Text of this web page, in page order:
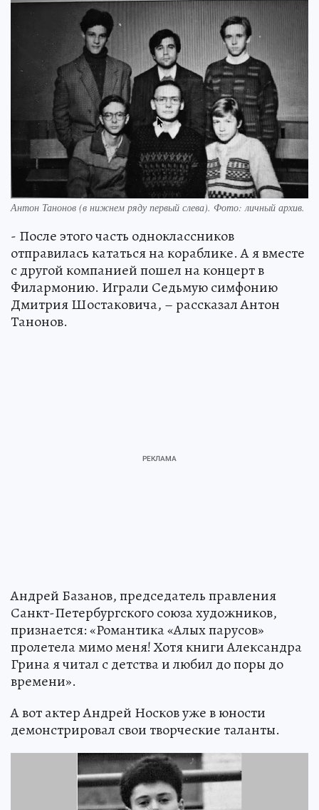
Антон Танонов (в нижнем ряду первый слева). Фото: личный архив.
- После этого часть одноклассников
отправилась кататься на кораблике. А я вместе
с другой компанией пошел на концерт в
Филармонию. Играли Седьмую симфонию
Дмитрия Шостаковича, – рассказал Антон
Танонов.
Андрей Базанов, председатель правления
Санкт-Петербургского союза художников,
признается: «Романтика «Алых парусов»
пролетела мимо меня! Хотя книги Александра
Грина я читал с детства и любил до поры до
времени».
А вот актер Андрей Носков уже в юности
демонстрировал свои творческие таланты.